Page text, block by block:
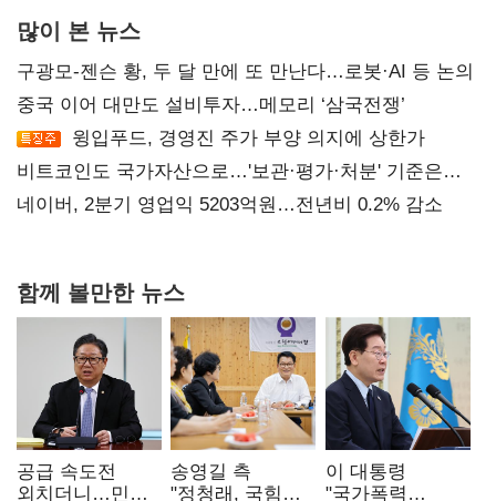
많이 본 뉴스
구광모-젠슨 황, 두 달 만에 또 만난다…로봇·AI 등 논의
중국 이어 대만도 설비투자…메모리 ‘삼국전쟁’
윙입푸드, 경영진 주가 부양 의지에 상한가
비트코인도 국가자산으로…'보관·평가·처분' 기준은
숙제
네이버, 2분기 영업익 5203억원…전년비 0.2% 감소
함께 볼만한 뉴스
공급 속도전
외치더니…민주,
송영길 측
"정청래, 국힘
이 대통령
"국가폭력